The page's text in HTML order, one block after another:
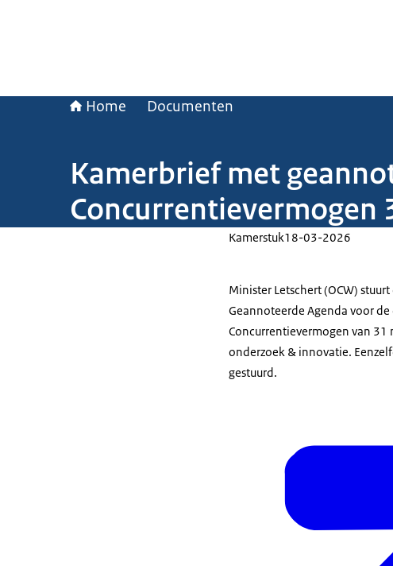
Home Documenten
Kamerbrief met
Concurrentievermogen
Kamerstuk18-03-2026
Minister Letschert (OCW)
Geannoteerde Agenda voor
Concurrentievermogen van
onderzoek & innovatie.
gestuurd.